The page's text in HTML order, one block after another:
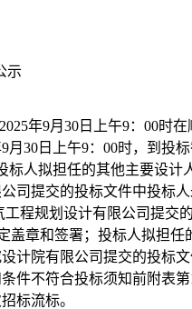
示
2025年9月30日上午9：00时
9月30日上午9：00时，到投
标人拟担任的其他主要设计
司提交的投标文件中投标
程规划设计有限公司提交
盖章和签署；投标人拟担任
计院有限公司提交的投标
件不符合投标须知前附表第
标流标。